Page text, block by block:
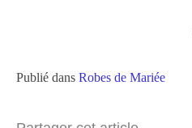
Publié dans Robes de Mariée